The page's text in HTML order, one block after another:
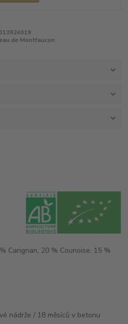
de Montfaucon
Carignan, 20 % Counoise, 15 %
nádrže / 18 měsíců v betonu